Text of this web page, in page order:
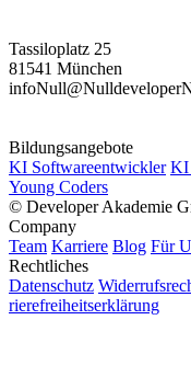
Tassiloplatz 25
81541 München
infoNull@Nulldeveloper
Bildungsangebote
KI Softwareentwickler KI
Young Coders
© Developer Akademie
Company
Team Karriere Blog Für
Rechtliches
Datenschutz
rierefreiheitserklärung